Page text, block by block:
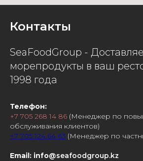
Контакты
SeaFoodGroup -
морепродукты в ваш
1998 года
Телефон:
+7 705 268 14 86 (Менеджер по
обслуживания клиентов)
+7 705 124 64 63 (Менеджер по
Email: info@seafoodgroup.kz